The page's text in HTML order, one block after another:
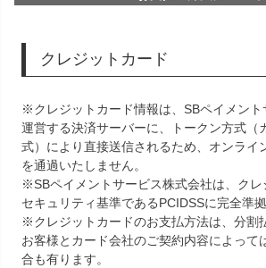
クレジットカード
※クレジットカード情報は、SBペイメン
運営する決済サーバーに、トークン方式（
式）により直接送信されるため、オンライ
を通過いたしません。
※SBペイメントサービス株式会社は、ク
セキュリティ基準であるPCIDSSに完全準
※クレジットカードのお支払方法は、分割
お客様とカード会社のご契約内容によって
合も有ります。